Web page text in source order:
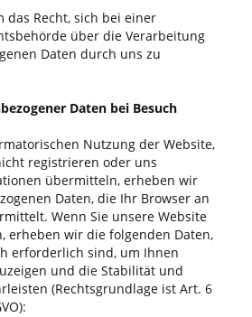
das Recht, sich bei einer
über die Verarbeitung
Daten durch uns zu
Daten bei Besuch
Nutzung der Website,
registrieren oder uns
übermitteln, erheben wir
Daten, die Ihr Browser an
Wenn Sie unsere Website
erheben wir die folgenden Daten,
erforderlich sind, um Ihnen
und die Stabilität und
(Rechtsgrundlage ist Art. 6